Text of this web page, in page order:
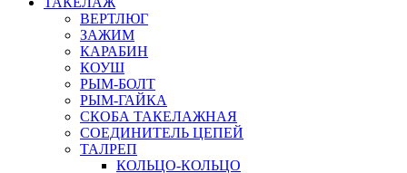
ВЕРТЛЮГ
ЗАЖИМ
КАРАБИН
КОУШ
РЫМ-БОЛТ
РЫМ-ГАЙКА
СКОБА ТАКЕЛАЖНАЯ
СОЕДИНИТЕЛЬ ЦЕПЕЙ
ТАЛРЕП
КОЛЬЦО-КОЛЬЦО